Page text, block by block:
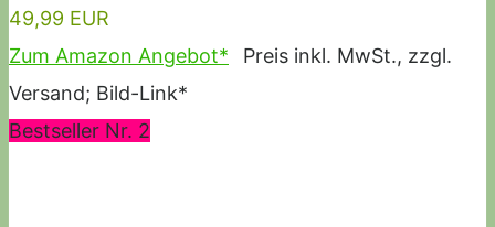
49,99 EUR
Zum Amazon Angebot*
Preis inkl. MwSt., zzgl.
Versand; Bild-Link*
Bestseller Nr. 2